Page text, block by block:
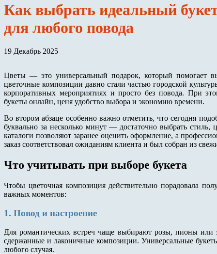
Как выбрать идеальный
для любого повода
19 Декабрь 2025
Цветы — это универсальный подарок, который помогает
цветочные композиции давно стали частью городской
корпоративных мероприятиях и просто без повода. При
букеты онлайн, ценя удобство выбора и экономию времени.
Во втором абзаце особенно важно отметить, что сегодня
буквально за несколько минут — достаточно выбрать
каталоги позволяют заранее оценить оформление, а
заказ соответствовал ожиданиям клиента и был собран из
Что учитывать при выборе букета
Чтобы цветочная композиция действительно порадовала
важных моментов:
1. Повод и настроение
Для романтических встреч чаще выбирают розы, пионы
сдержанные и лаконичные композиции. Универсальные
любого случая.